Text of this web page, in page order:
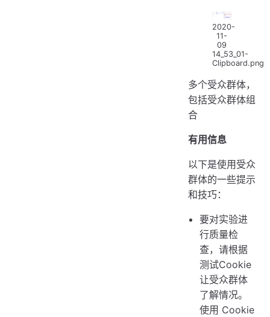
2020-
11-
09
14_53_01-
Clipboard.png
多个受众群体，
包括受众群体组
合
有用信息
以下是使用受众
群体的一些提示
和技巧：
要对实验进
行质量检
查，请根据
测试Cookie
让受众群体
了解情况。
使用 Cookie